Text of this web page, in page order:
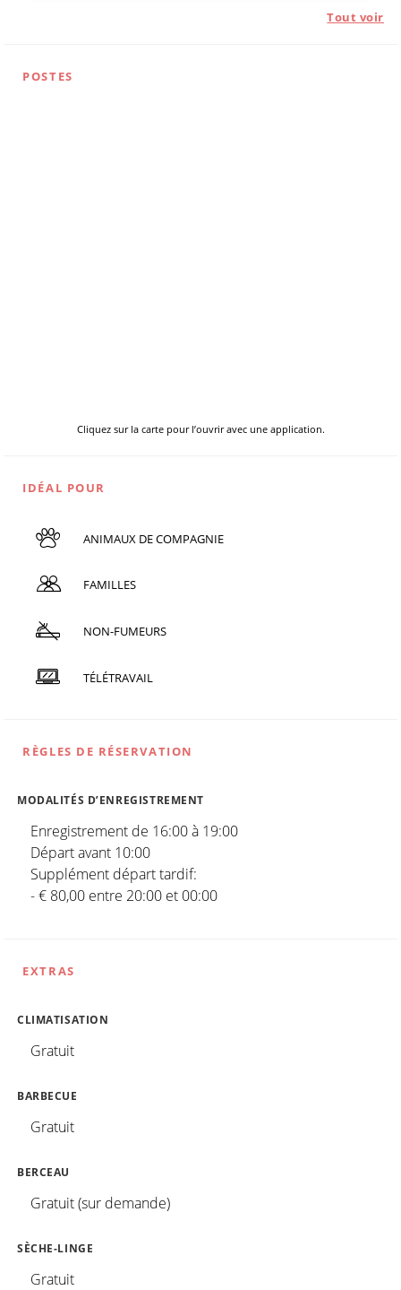
Tout voir
POSTES
Cliquez sur la carte pour l’ouvrir avec une application.
IDÉAL POUR
ANIMAUX DE COMPAGNIE
FAMILLES
NON-FUMEURS
TÉLÉTRAVAIL
RÈGLES DE RÉSERVATION
MODALITÉS D’ENREGISTREMENT
Enregistrement de 16:00 à 19:00
Départ avant 10:00
Supplément départ tardif:
- € 80,00 entre 20:00 et 00:00
EXTRAS
CLIMATISATION
Gratuit
BARBECUE
Gratuit
BERCEAU
Gratuit (sur demande)
SÈCHE-LINGE
Gratuit